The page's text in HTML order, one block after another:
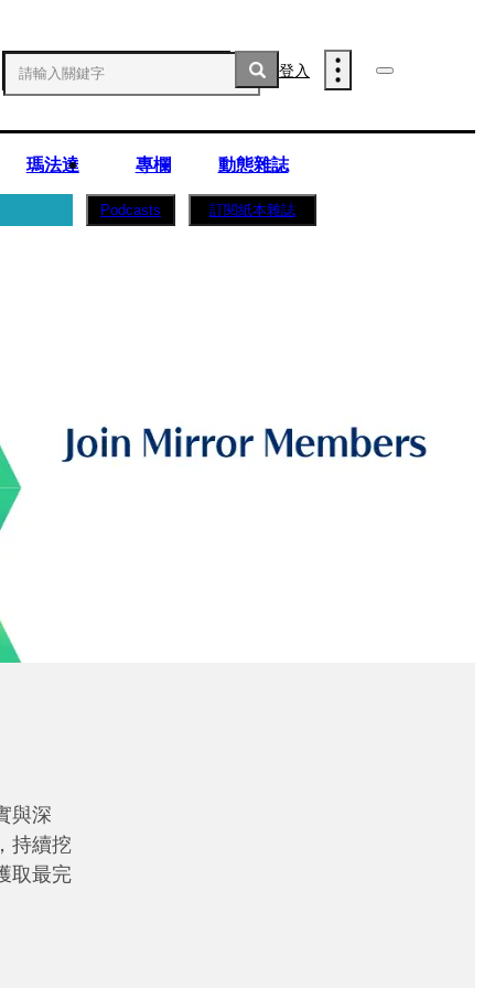
登入
瑪法達 專欄
動態雜誌
Podcasts 訂閱紙本雜誌
與深
持續挖
取最完